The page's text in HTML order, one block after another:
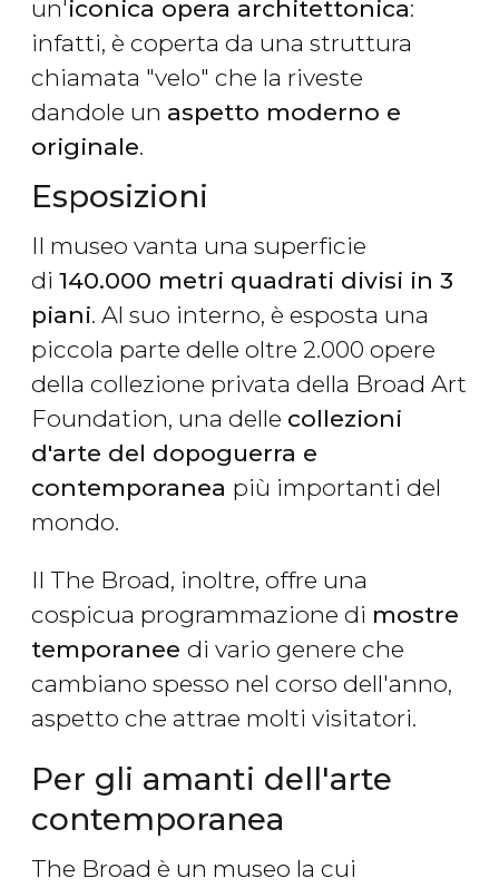
un'iconica opera architettonica:
infatti, è coperta da una struttura
chiamata "velo" che la riveste
dandole un aspetto moderno e
originale.
Esposizioni
Il museo vanta una superficie
di 140.000 metri quadrati divisi in 3
piani. Al suo interno, è esposta una
piccola parte delle oltre 2.000 opere
della collezione privata della Broad Art
Foundation, una delle collezioni
d'arte del dopoguerra e
contemporanea più importanti del
mondo.
Il The Broad, inoltre, offre una
cospicua programmazione di mostre
temporanee di vario genere che
cambiano spesso nel corso dell'anno,
aspetto che attrae molti visitatori.
Per gli amanti dell'arte
contemporanea
The Broad è un museo la cui